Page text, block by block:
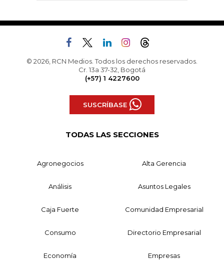
© 2026, RCN Medios. Todos los derechos reservados.
Cr. 13a 37-32, Bogotá
(+57) 1 4227600
SUSCRÍBASE
TODAS LAS SECCIONES
Agronegocios Alta Gerencia
Análisis Asuntos Legales
Caja Fuerte Comunidad Empresarial
Consumo Directorio Empresarial
Economía Empresas